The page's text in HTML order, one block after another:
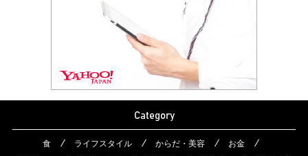
Category
食 ライフスタイル からだ・美容
お金